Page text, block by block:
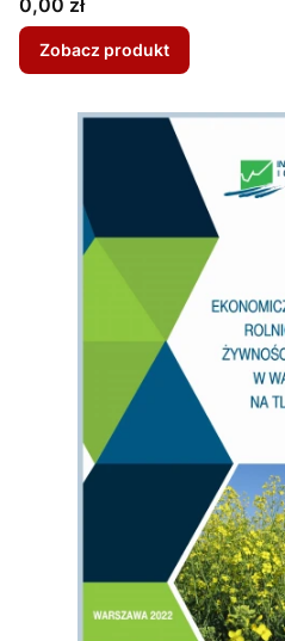
0,00 zł
Zobacz produkt